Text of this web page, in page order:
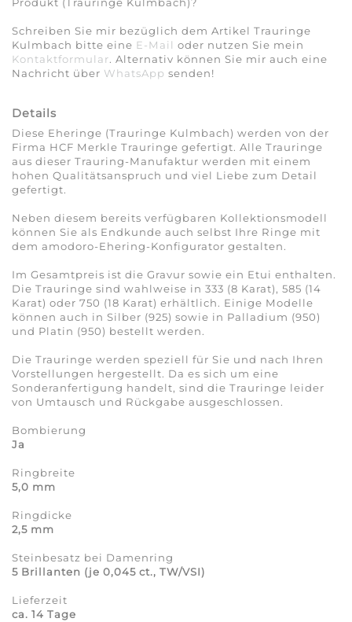
Produkt (Trauringe Kulmbach)?
Schreiben Sie mir bezüglich dem Artikel Trauringe
Kulmbach bitte eine E-Mail oder nutzen Sie mein
Kontaktformular. Alternativ können Sie mir auch eine
Nachricht über WhatsApp senden!
Details
Diese Eheringe (Trauringe Kulmbach) werden von der
Firma HCF Merkle Trauringe gefertigt. Alle Trauringe
aus dieser Trauring-Manufaktur werden mit einem
hohen Qualitätsanspruch und viel Liebe zum Detail
gefertigt.
Neben diesem bereits verfügbaren Kollektionsmodell
können Sie als Endkunde auch selbst Ihre Ringe mit
dem amodoro-Ehering-Konfigurator gestalten.
Im Gesamtpreis ist die Gravur sowie ein Etui enthalten.
Die Trauringe sind wahlweise in 333 (8 Karat), 585 (14
Karat) oder 750 (18 Karat) erhältlich. Einige Modelle
können auch in Silber (925) sowie in Palladium (950)
und Platin (950) bestellt werden.
Die Trauringe werden speziell für Sie und nach Ihren
Vorstellungen hergestellt. Da es sich um eine
Sonderanfertigung handelt, sind die Trauringe leider
von Umtausch und Rückgabe ausgeschlossen.
Bombierung
Ja
Ringbreite
5,0 mm
Ringdicke
2,5 mm
Steinbesatz bei Damenring
5 Brillanten (je 0,045 ct., TW/VSI)
Lieferzeit
ca. 14 Tage